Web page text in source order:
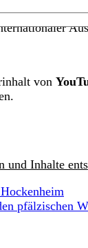
von
und Inhalte
pfälzischen